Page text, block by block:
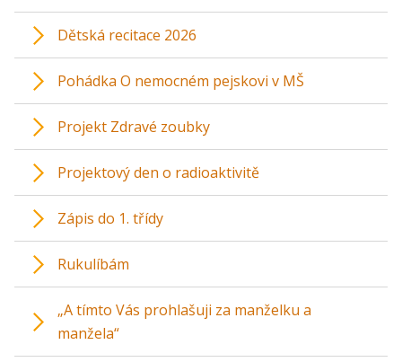
Dětská recitace 2026
Pohádka O nemocném pejskovi v MŠ
Projekt Zdravé zoubky
Projektový den o radioaktivitě
Zápis do 1. třídy
Rukulíbám
„A tímto Vás prohlašuji za manželku a
manžela“